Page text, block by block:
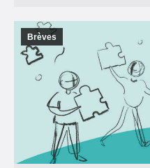
Brèves